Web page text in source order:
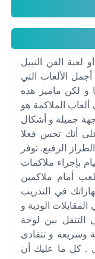
لعبة الفن النبيل
الألعاب التي
و لكن ماميز هذه
ألعاب الملاكمة هو
جميلة و أشكال
أنك تحس فعلا
الرفيع. توفر
بإجراء ملاكمات
أمام ملاكمين
في التدريب
الودية و
التنقل بين لوحة
وسريعة و تتفادى
. كل ما عليك أن